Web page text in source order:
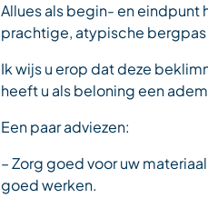
Allues als begin- en eindpunt
prachtige, atypische
Ik wijs u erop dat deze
heeft u als beloning een
Een paar adviezen:
– Zorg goed voor uw
goed werken.